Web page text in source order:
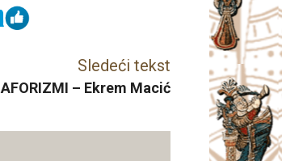
Sledeći tekst
AFORIZMI – Ekrem Macić